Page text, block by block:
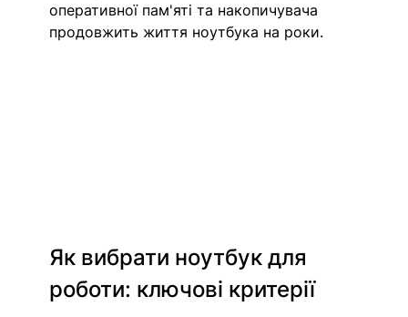
оперативної пам'яті та накопичувача
продовжить життя ноутбука на роки.
Як вибрати ноутбук для
роботи: ключові критерії